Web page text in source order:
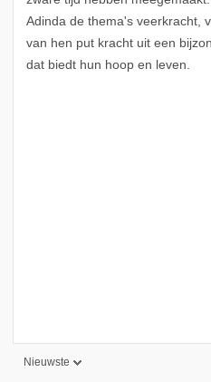
Adinda de thema's veerkracht,
van hen put kracht uit een
dat biedt hun hoop en leven.
Nieuwste